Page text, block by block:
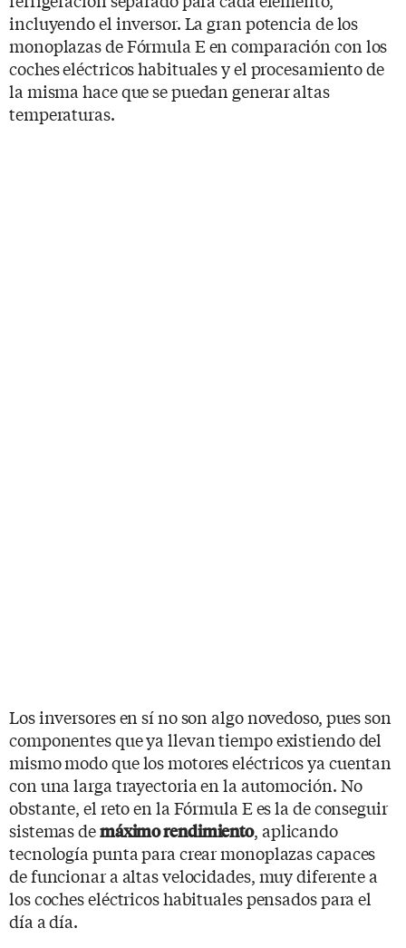
incluyendo el inversor. La gran potencia de los
monoplazas de Fórmula E en comparación con los
coches eléctricos habituales y el procesamiento de
la misma hace que se puedan generar altas
temperaturas.
Los inversores en sí no son algo novedoso, pues son
componentes que ya llevan tiempo existiendo del
mismo modo que los motores eléctricos ya cuentan
con una larga trayectoria en la automoción. No
obstante, el reto en la Fórmula E es la de conseguir
sistemas demáximo rendimiento, aplicando
tecnología punta para crear monoplazas capaces
de funcionar a altas velocidades, muy diferente a
los coches eléctricos habituales pensados para el
día a día.